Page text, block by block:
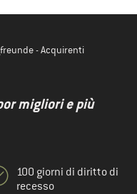
- Acquirenti
migliori e più
100 giorni di diritto di
recesso